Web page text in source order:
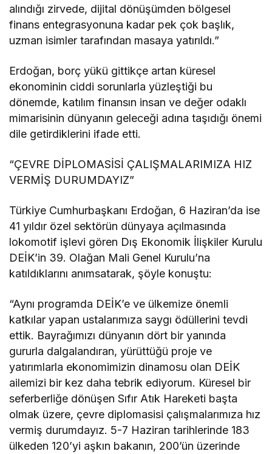
alındığı zirvede, dijital dönüşümden bölgesel
finans entegrasyonuna kadar pek çok başlık,
uzman isimler tarafından masaya yatırıldı.”
Erdoğan, borç yükü gittikçe artan küresel
ekonominin ciddi sorunlarla yüzleştiği bu
dönemde, katılım finansın insan ve değer odaklı
mimarisinin dünyanın geleceği adına taşıdığı önemi
dile getirdiklerini ifade etti.
“ÇEVRE DİPLOMASİSİ ÇALIŞMALARIMIZA HIZ
VERMİŞ DURUMDAYIZ”
Türkiye Cumhurbaşkanı Erdoğan, 6 Haziran’da ise
41 yıldır özel sektörün dünyaya açılmasında
lokomotif işlevi gören Dış Ekonomik İlişkiler Kurulu
DEİK’in 39. Olağan Mali Genel Kurulu’na
katıldıklarını anımsatarak, şöyle konuştu:
“Aynı programda DEİK’e ve ülkemize önemli
katkılar yapan ustalarımıza saygı ödüllerini tevdi
ettik. Bayrağımızı dünyanın dört bir yanında
gururla dalgalandıran, yürüttüğü proje ve
yatırımlarla ekonomimizin dinamosu olan DEİK
ailemizi bir kez daha tebrik ediyorum. Küresel bir
seferberliğe dönüşen Sıfır Atık Hareketi başta
olmak üzere, çevre diplomasisi çalışmalarımıza hız
vermiş durumdayız. 5-7 Haziran tarihlerinde 183
ülkeden 120’yi aşkın bakanın, 200’ün üzerinde